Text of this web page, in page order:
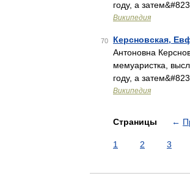
году, а
Википедия
70 Керсновская,
Антоновна
мемуаристка,
году, а
Википедия
Страницы ←
1 2 3